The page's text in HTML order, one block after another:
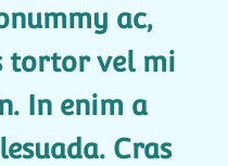
ac,
tortor vel mi
In enim a
Cras